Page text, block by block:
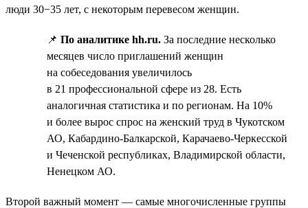
люди 30−35 лет, с некоторым перевесом женщин.
📌 По аналитике hh.ru. За последние несколько
месяцев число приглашений женщин
на собеседования увеличилось
в 21 профессиональной сфере из 28. Есть
аналогичная статистика и по регионам. На 10%
и более вырос спрос на женский труд в Чукотском
АО, Кабардино-Балкарской, Карачаево-Черкесской
и Чеченской республиках, Владимирской области,
Ненецком АО.
Второй важный момент — самые многочисленные группы